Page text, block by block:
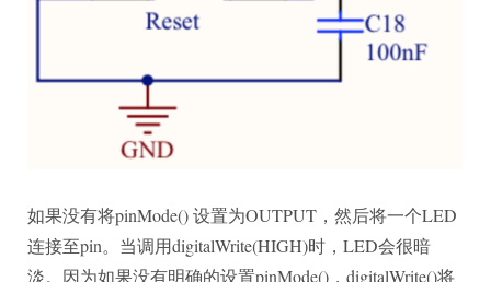
如果没有将pinMode() 设置为OUTPUT，然后将一个LED
连接至pin。当调用digitalWrite(HIGH)时，LED会很暗
淡。因为如果没有明确的设置pinMode()，digitalWrite()将